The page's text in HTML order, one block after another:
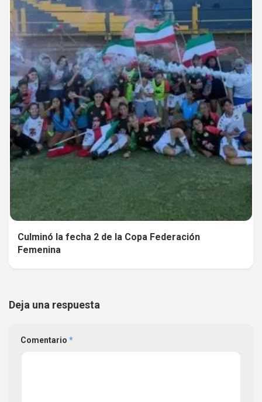
Culminó la fecha 2 de la Copa Federación
Femenina
Deja una respuesta
Comentario *